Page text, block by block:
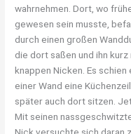
wahrnehmen. Dort, wo
gewesen sein musste,
durch einen großen
die dort saßen und ihn
knappen Nicken. Es
einer Wand eine
später auch dort sitzen.
Mit seinen